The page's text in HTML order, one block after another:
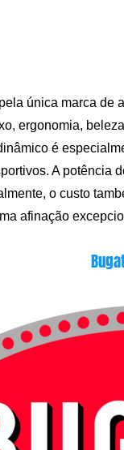
única marca
ergonomia,
é
A potência
o custo
afinação